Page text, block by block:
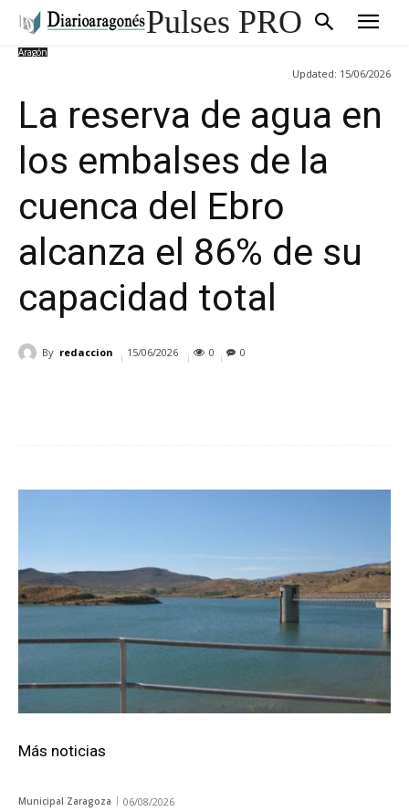
Pulses PRO
Aragón
Updated: 15/06/2026
La reserva de agua en
los embalses de la
cuenca del Ebro
alcanza el 86% de su
capacidad total
By redaccion 15/06/2026 0 0
Más noticias
Municipal Zaragoza 06/08/2026